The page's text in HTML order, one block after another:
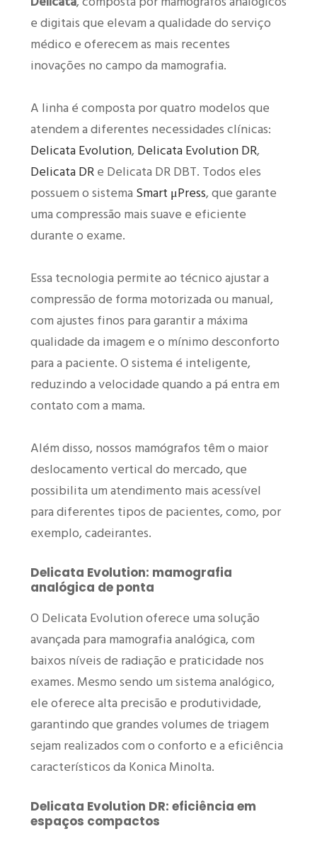
e digitais que elevam a qualidade do serviço
médico e oferecem as mais recentes
inovações no campo da mamografia.
A linha é composta por quatro modelos que
atendem a diferentes necessidades clínicas:
Delicata Evolution, Delicata Evolution DR,
Delicata DRe Delicata DR DBT. Todos eles
possuem o sistema Smart μPress, que garante
uma compressão mais suave e eficiente
durante o exame.
Essa tecnologia permite ao técnico ajustar a
compressão de forma motorizada ou manual,
com ajustes finos para garantir a máxima
qualidade da imagem e o mínimo desconforto
para a paciente. O sistema é inteligente,
reduzindo a velocidade quando a pá entra em
contato com a mama.
Além disso, nossos mamógrafos têm o maior
deslocamento vertical do mercado, que
possibilita um atendimento mais acessível
para diferentes tipos de pacientes, como, por
exemplo, cadeirantes.
Delicata Evolution: mamografia
analógica de ponta
O Delicata Evolution oferece uma solução
avançada para mamografia analógica, com
baixos níveis de radiação e praticidade nos
exames. Mesmo sendo um sistema analógico,
ele oferece alta precisão e produtividade,
garantindo que grandes volumes de triagem
sejam realizados com o conforto e a eficiência
característicos da Konica Minolta.
Delicata Evolution DR: eficiência em
espaços compactos